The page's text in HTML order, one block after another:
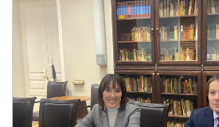
Абитуриенту
Обучение